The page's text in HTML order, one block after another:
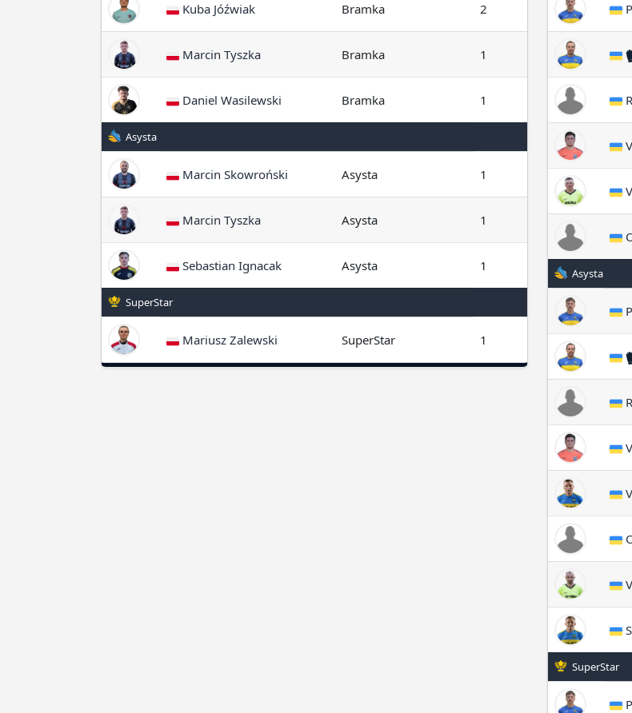
Kuba Jóźwiak Bramka 2
Marcin Tyszka Bramka 1
Daniel Wasilewski Bramka 1
Asysta
Marcin Skowroński Asysta 1
Marcin Tyszka Asysta 1
Sebastian Ignacak Asysta 1
SuperStar
Mariusz Zalewski SuperStar 1
Asysta
SuperStar